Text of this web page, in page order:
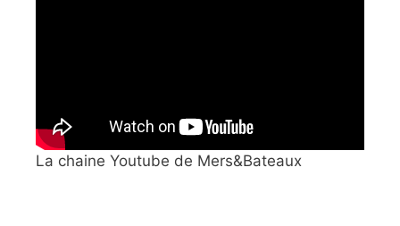
La chaine Youtube de Mers&Bateaux